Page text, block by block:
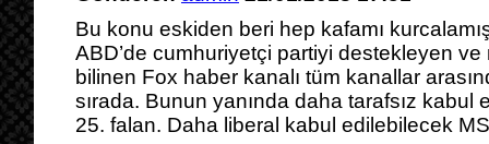
Bu konu eskiden beri hep kafamı
ABD’de cumhuriyetçi partiyi destekleyen
bilinen Fox haber kanalı tüm kanallar
sırada. Bunun yanında daha tarafsız kabul
25. falan. Daha liberal kabul edilebilecek